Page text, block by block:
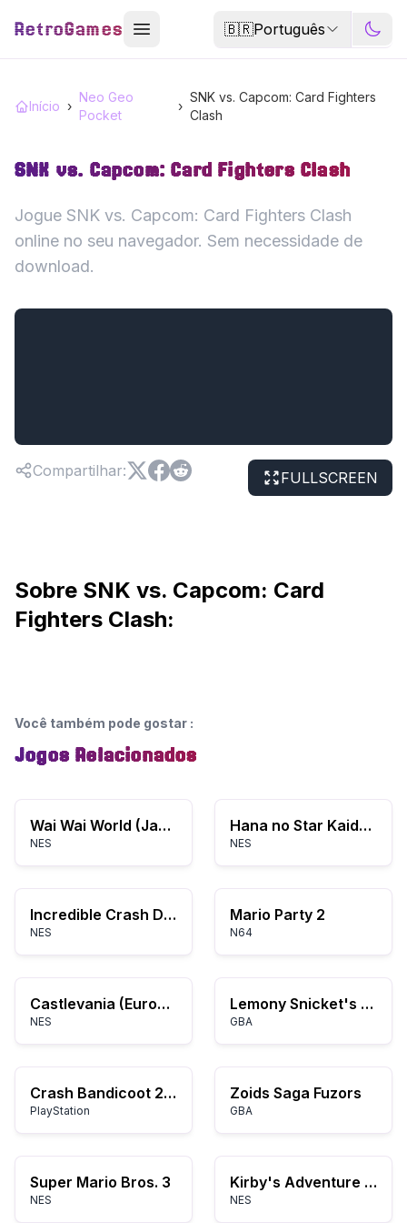
RetroGames 🇧🇷Português
Início ›
Neo Geo
Pocket
›
SNK vs. Capcom: Card Fighters
Clash
SNK vs. Capcom: Card Fighters Clash
Jogue SNK vs. Capcom: Card Fighters Clash
online no seu navegador. Sem necessidade de
download.
Compartilhar: FULLSCREEN
Sobre SNK vs. Capcom: Card
Fighters Clash:
Você também pode gostar :
Jogos Relacionados
Wai Wai World (Japan)
NES
Hana no Star Kaidou (Japan)
NES
Incredible Crash Dummies, The (USA)
NES
Mario Party 2
N64
Castlevania (Europe)
NES
Lemony Snicket's A Series of Unfortunate Events (G)(Rising Sun)
GBA
Crash Bandicoot 2: Cortex Strikes Back
PlayStation
Zoids Saga Fuzors
GBA
Super Mario Bros. 3
NES
Kirby's Adventure (Germany)
NES